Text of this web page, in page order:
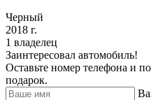
Черный
2018 г.
1 владелец
Заинтересовал автомобиль!
Оставьте номер телефона и
подарок.